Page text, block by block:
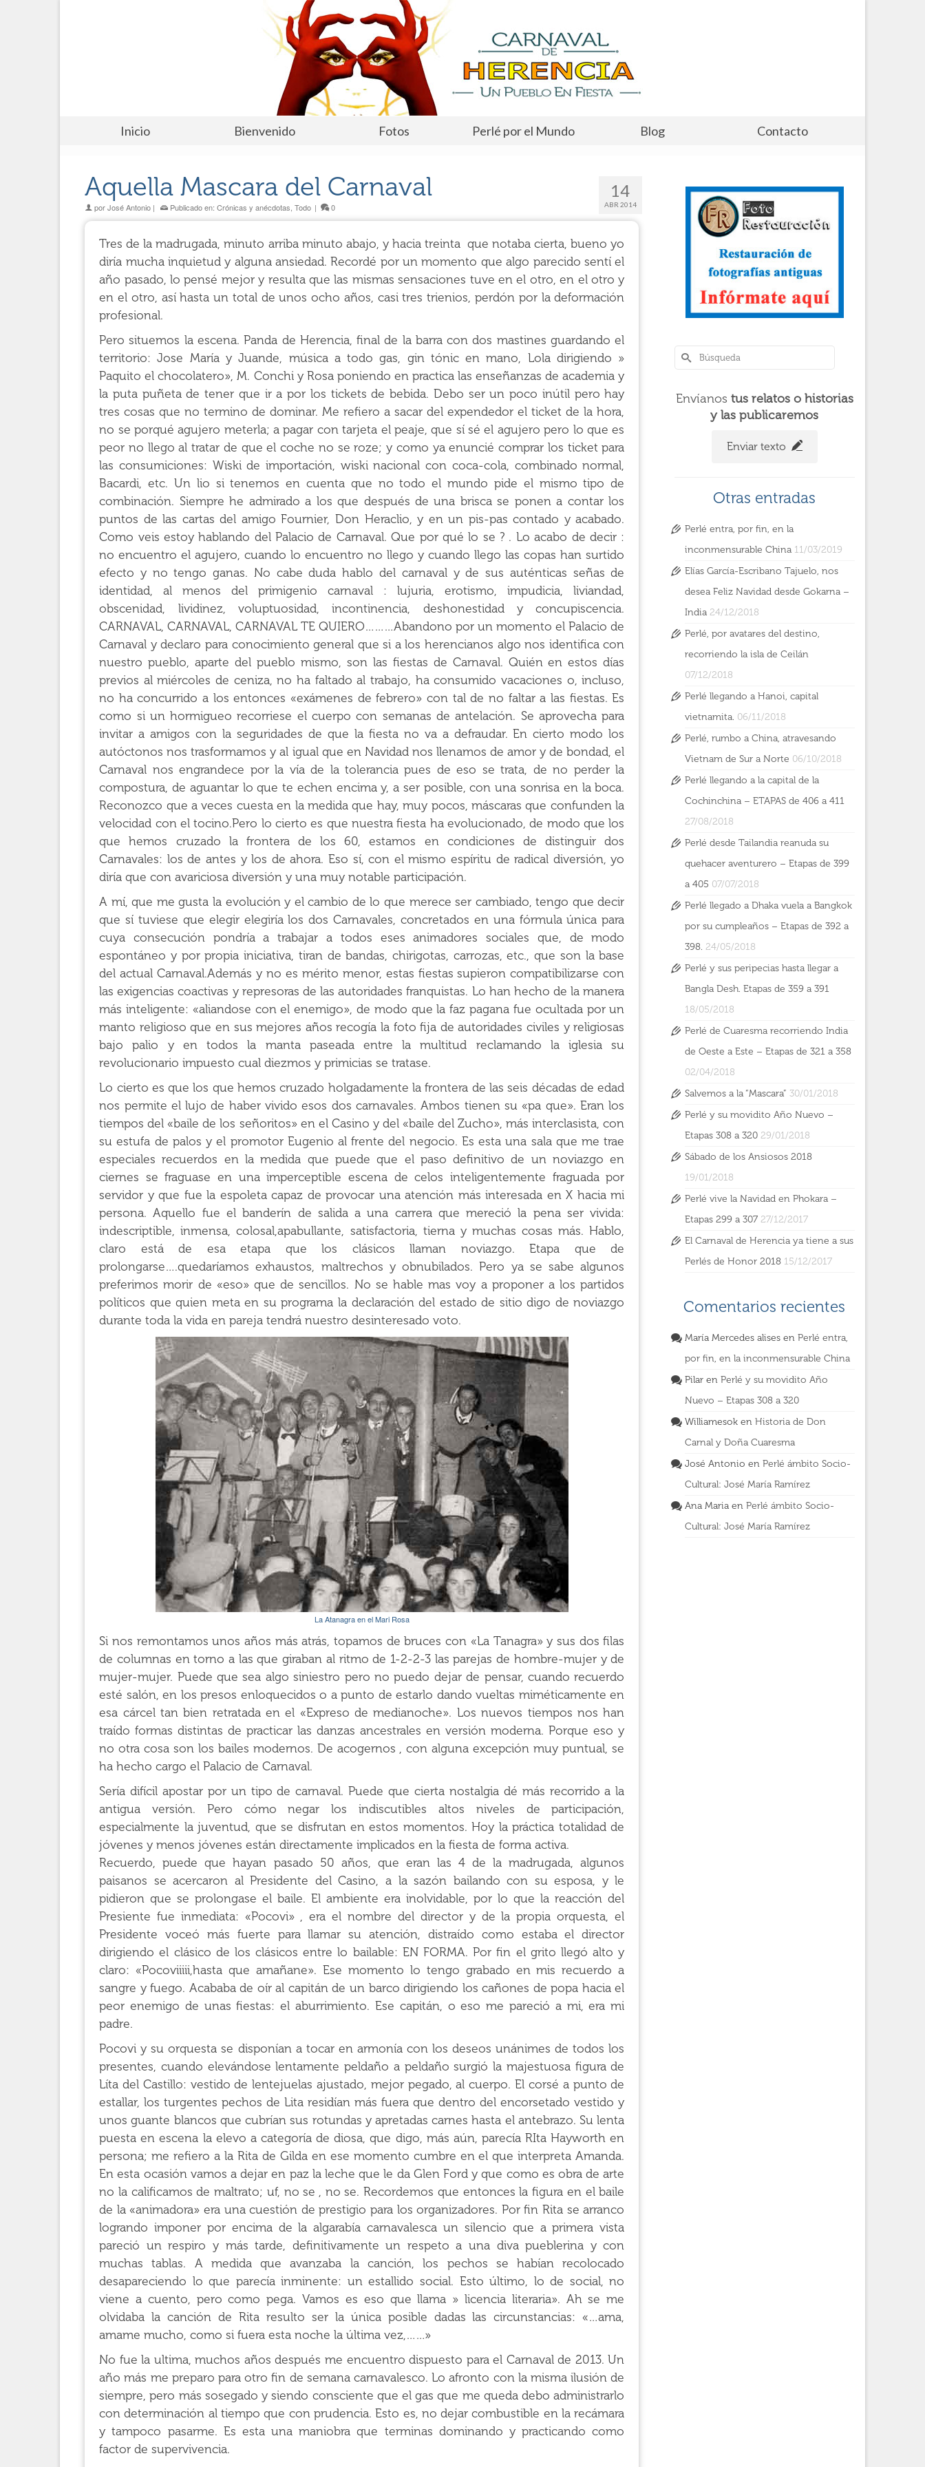
Inicio Bienvenido Fotos Perlé por el Mundo Blog Contacto
14
ABR 2014
Aquella Mascara del Carnaval
porJosé Antonio | Publicado en:Crónicas y anécdotas ,Todo | 0
Tres de la madrugada, minuto arriba minuto abajo, y hacia treinta que notaba cierta, bueno yo
diría mucha inquietud y alguna ansiedad. Recordé por un momento que algo parecido sentí el
año pasado, lo pensé mejor y resulta que las mismas sensaciones tuve en el otro, en el otro y
en el otro, así hasta un total de unos ocho años, casi tres trienios, perdón por la deformación
profesional.
Pero situemos la escena. Panda de Herencia, final de la barra con dos mastines guardando el
territorio: Jose María y Juande, música a todo gas, gin tónic en mano, Lola dirigiendo »
Paquito el chocolatero», M. Conchi y Rosa poniendo en practica las enseñanzas de academia y
la puta puñeta de tener que ir a por los tickets de bebida. Debo ser un poco inútil pero hay
tres cosas que no termino de dominar. Me refiero a sacar del expendedor el ticket de la hora,
no se porqué agujero meterla; a pagar con tarjeta el peaje, que sí sé el agujero pero lo que es
peor no llego al tratar de que el coche no se roze; y como ya enuncié comprar los ticket para
las consumiciones: Wiski de importación, wiski nacional con coca-cola, combinado normal,
Bacardi, etc. Un lio si tenemos en cuenta que no todo el mundo pide el mismo tipo de
combinación. Siempre he admirado a los que después de una brisca se ponen a contar los
puntos de las cartas del amigo Fournier, Don Heraclio, y en un pis-pas contado y acabado.
Como veis estoy hablando del Palacio de Carnaval. Que por qué lo se ? . Lo acabo de decir :
no encuentro el agujero, cuando lo encuentro no llego y cuando llego las copas han surtido
efecto y no tengo ganas. No cabe duda hablo del carnaval y de sus auténticas señas de
identidad, al menos del primigenio carnaval : lujuria, erotismo, impudicia, liviandad,
obscenidad, lividinez, voluptuosidad, incontinencia, deshonestidad y concupiscencia.
CARNAVAL, CARNAVAL, CARNAVAL TE QUIERO………Abandono por un momento el Palacio de
Carnaval y declaro para conocimiento general que si a los herencianos algo nos identifica con
nuestro pueblo, aparte del pueblo mismo, son las fiestas de Carnaval. Quién en estos días
previos al miércoles de ceniza, no ha faltado al trabajo, ha consumido vacaciones o, incluso,
no ha concurrido a los entonces «exámenes de febrero» con tal de no faltar a las fiestas. Es
como si un hormigueo recorriese el cuerpo con semanas de antelación. Se aprovecha para
invitar a amigos con la seguridades de que la fiesta no va a defraudar. En cierto modo los
autóctonos nos trasformamos y al igual que en Navidad nos llenamos de amor y de bondad, el
Carnaval nos engrandece por la vía de la tolerancia pues de eso se trata, de no perder la
compostura, de aguantar lo que te echen encima y, a ser posible, con una sonrisa en la boca.
Reconozco que a veces cuesta en la medida que hay, muy pocos, máscaras que confunden la
velocidad con el tocino.Pero lo cierto es que nuestra fiesta ha evolucionado, de modo que los
que hemos cruzado la frontera de los 60, estamos en condiciones de distinguir dos
Carnavales: los de antes y los de ahora. Eso sí, con el mismo espíritu de radical diversión, yo
diría que con avariciosa diversión y una muy notable participación.
A mí, que me gusta la evolución y el cambio de lo que merece ser cambiado, tengo que decir
que sí tuviese que elegir elegiría los dos Carnavales, concretados en una fórmula única para
cuya consecución pondría a trabajar a todos eses animadores sociales que, de modo
espontáneo y por propia iniciativa, tiran de bandas, chirigotas, carrozas, etc., que son la base
del actual Carnaval.Además y no es mérito menor, estas fiestas supieron compatibilizarse con
las exigencias coactivas y represoras de las autoridades franquistas. Lo han hecho de la manera
más inteligente: «aliandose con el enemigo», de modo que la faz pagana fue ocultada por un
manto religioso que en sus mejores años recogía la foto fija de autoridades civiles y religiosas
bajo palio y en todos la manta paseada entre la multitud reclamando la iglesia su
revolucionario impuesto cual diezmos y primicias se tratase.
Lo cierto es que los que hemos cruzado holgadamente la frontera de las seis décadas de edad
nos permite el lujo de haber vivido esos dos carnavales. Ambos tienen su «pa que». Eran los
tiempos del «baile de los señoritos» en el Casino y del «baile del Zucho», más interclasista, con
su estufa de palos y el promotor Eugenio al frente del negocio. Es esta una sala que me trae
especiales recuerdos en la medida que puede que el paso definitivo de un noviazgo en
ciernes se fraguase en una imperceptible escena de celos inteligentemente fraguada por
servidor y que fue la espoleta capaz de provocar una atención más interesada en X hacia mi
persona. Aquello fue el banderín de salida a una carrera que mereció la pena ser vivida:
indescriptible, inmensa, colosal,apabullante, satisfactoria, tierna y muchas cosas más. Hablo,
claro está de esa etapa que los clásicos llaman noviazgo. Etapa que de
prolongarse….quedaríamos exhaustos, maltrechos y obnubilados. Pero ya se sabe algunos
preferimos morir de «eso» que de sencillos. No se hable mas voy a proponer a los partidos
políticos que quien meta en su programa la declaración del estado de sitio digo de noviazgo
durante toda la vida en pareja tendrá nuestro desinteresado voto.
La Atanagra en el Mari Rosa
Si nos remontamos unos años más atrás, topamos de bruces con «La Tanagra» y sus dos filas
de columnas en torno a las que giraban al ritmo de 1-2-2-3 las parejas de hombre-mujer y de
mujer-mujer. Puede que sea algo siniestro pero no puedo dejar de pensar, cuando recuerdo
esté salón, en los presos enloquecidos o a punto de estarlo dando vueltas miméticamente en
esa cárcel tan bien retratada en el «Expreso de medianoche». Los nuevos tiempos nos han
traído formas distintas de practicar las danzas ancestrales en versión moderna. Porque eso y
no otra cosa son los bailes modernos. De acogernos , con alguna excepción muy puntual, se
ha hecho cargo el Palacio de Carnaval.
Sería difícil apostar por un tipo de carnaval. Puede que cierta nostalgia dé más recorrido a la
antigua versión. Pero cómo negar los indiscutibles altos niveles de participación,
especialmente la juventud, que se disfrutan en estos momentos. Hoy la práctica totalidad de
jóvenes y menos jóvenes están directamente implicados en la fiesta de forma activa.
Recuerdo, puede que hayan pasado 50 años, que eran las 4 de la madrugada, algunos
paisanos se acercaron al Presidente del Casino, a la sazón bailando con su esposa, y le
pidieron que se prolongase el baile. El ambiente era inolvidable, por lo que la reacción del
Presiente fue inmediata: «Pocovi» , era el nombre del director y de la propia orquesta, el
Presidente voceó más fuerte para llamar su atención, distraído como estaba el director
dirigiendo el clásico de los clásicos entre lo bailable: EN FORMA. Por fin el grito llegó alto y
claro: «Pocoviiiii,hasta que amañane». Ese momento lo tengo grabado en mis recuerdo a
sangre y fuego. Acababa de oír al capitán de un barco dirigiendo los cañones de popa hacia el
peor enemigo de unas fiestas: el aburrimiento. Ese capitán, o eso me pareció a mi, era mi
padre.
Pocovi y su orquesta se disponían a tocar en armonía con los deseos unánimes de todos los
presentes, cuando elevándose lentamente peldaño a peldaño surgió la majestuosa figura de
Líta del Castillo: vestido de lentejuelas ajustado, mejor pegado, al cuerpo. El corsé a punto de
estallar, los turgentes pechos de Lita residían más fuera que dentro del encorsetado vestido y
unos guante blancos que cubrían sus rotundas y apretadas carnes hasta el antebrazo. Su lenta
puesta en escena la elevo a categoría de diosa, que digo, más aún, parecía RIta Hayworth en
persona; me refiero a la Rita de Gilda en ese momento cumbre en el que interpreta Amanda.
En esta ocasión vamos a dejar en paz la leche que le da Glen Ford y que como es obra de arte
no la calificamos de maltrato; uf, no se , no se. Recordemos que entonces la figura en el baile
de la «animadora» era una cuestión de prestigio para los organizadores. Por fin Rita se arranco
logrando imponer por encima de la algarabía carnavalesca un silencio que a primera vista
pareció un respiro y más tarde, definitivamente un respeto a una diva pueblerina y con
muchas tablas. A medida que avanzaba la canción, los pechos se habían recolocado
desapareciendo lo que parecía inminente: un estallido social. Esto último, lo de social, no
viene a cuento, pero como pega. Vamos es eso que llama » licencia literaria». Ah se me
olvidaba la canción de Rita resulto ser la única posible dadas las circunstancias: «…ama,
amame mucho, como si fuera esta noche la última vez,……»
No fue la ultima, muchos años después me encuentro dispuesto para el Carnaval de 2013. Un
año más me preparo para otro fin de semana carnavalesco. Lo afronto con la misma ilusión de
siempre, pero más sosegado y siendo consciente que el gas que me queda debo administrarlo
con determinación al tiempo que con prudencia. Esto es, no dejar combustible en la recámara
y tampoco pasarme. Es esta una maniobra que terminas dominando y practicando como
factor de supervivencia.
Envíanos tus relatos o historias
y las publicaremos
Enviar texto
Otras entradas
Perlé entra, por fin, en la
inconmensurable China 11/03/2019
Elías García-Escribano Tajuelo, nos
desea Feliz Navidad desde Gokarna –
India 24/12/2018
Perlé, por avatares del destino,
recorriendo la isla de Ceilán
07/12/2018
Perlé llegando a Hanoi, capital
vietnamita. 06/11/2018
Perlé, rumbo a China, atravesando
Vietnam de Sur a Norte 06/10/2018
Perlé llegando a la capital de la
Cochinchina – ETAPAS de 406 a 411
27/08/2018
Perlé desde Tailandia reanuda su
quehacer aventurero – Etapas de 399
a 405 07/07/2018
Perlé llegado a Dhaka vuela a Bangkok
por su cumpleaños – Etapas de 392 a
398. 24/05/2018
Perlé y sus peripecias hasta llegar a
Bangla Desh. Etapas de 359 a 391
18/05/2018
Perlé de Cuaresma recorriendo India
de Oeste a Este – Etapas de 321 a 358
02/04/2018
Salvemos a la “Mascara” 30/01/2018
Perlé y su movidito Año Nuevo –
Etapas 308 a 320 29/01/2018
Sábado de los Ansiosos 2018
19/01/2018
Perlé vive la Navidad en Phokara –
Etapas 299 a 307 27/12/2017
El Carnaval de Herencia ya tiene a sus
Perlés de Honor 2018 15/12/2017
Comentarios recientes
María Mercedes alisesen Perlé entra,
por fin, en la inconmensurable China
Pilaren Perlé y su movidito Año
Nuevo – Etapas 308 a 320
Williamesoken Historia de Don
Carnal y Doña Cuaresma
José Antonio en Perlé ámbito Socio-
Cultural: José María Ramírez
Ana Mariaen Perlé ámbito Socio-
Cultural: José María Ramírez